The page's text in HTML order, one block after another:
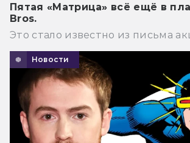
Пятая «Матрица» всё ещё в
Bros.
Это стало известно из письма
Новости